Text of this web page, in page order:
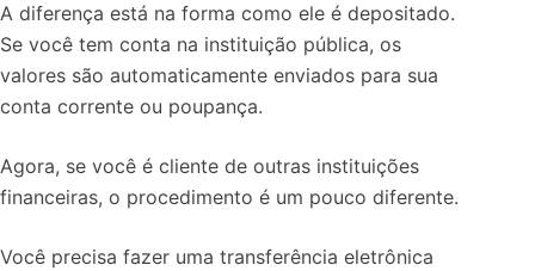
A diferença está na forma como ele é depositado.
Se você tem conta na instituição pública, os
valores são automaticamente enviados para sua
conta corrente ou poupança.
Agora, se você é cliente de outras instituições
financeiras, o procedimento é um pouco diferente.
Você precisa fazer uma transferência eletrônica